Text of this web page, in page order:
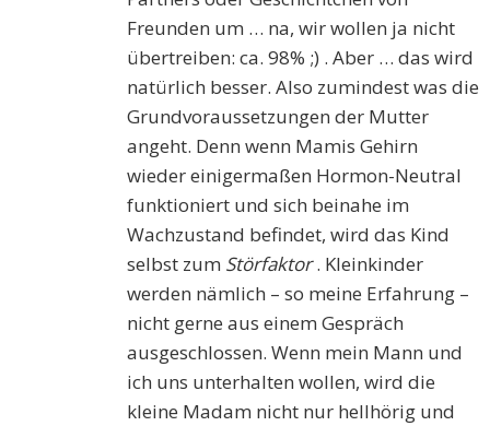
Freunden um … na, wir wollen ja nicht
übertreiben: ca. 98% ;) . Aber … das wird
natürlich besser. Also zumindest was die
Grundvoraussetzungen der Mutter
angeht. Denn wenn Mamis Gehirn
wieder einigermaßen Hormon-Neutral
funktioniert und sich beinahe im
Wachzustand befindet, wird das Kind
selbst zum Störfaktor. Kleinkinder
werden nämlich – so meine Erfahrung –
nicht gerne aus einem Gespräch
ausgeschlossen. Wenn mein Mann und
ich uns unterhalten wollen, wird die
kleine Madam nicht nur hellhörig und